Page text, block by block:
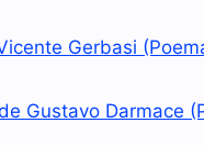
Gerbasi
Gustavo Darmace